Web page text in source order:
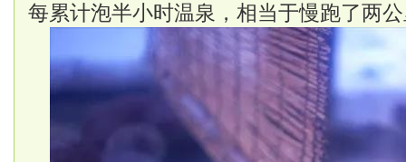
每累计泡半小时温泉，相当于慢跑了两